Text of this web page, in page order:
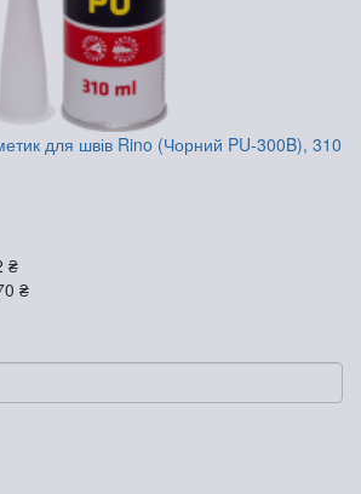
для швів Rino (Чорний PU-300B), 310
₴
₴